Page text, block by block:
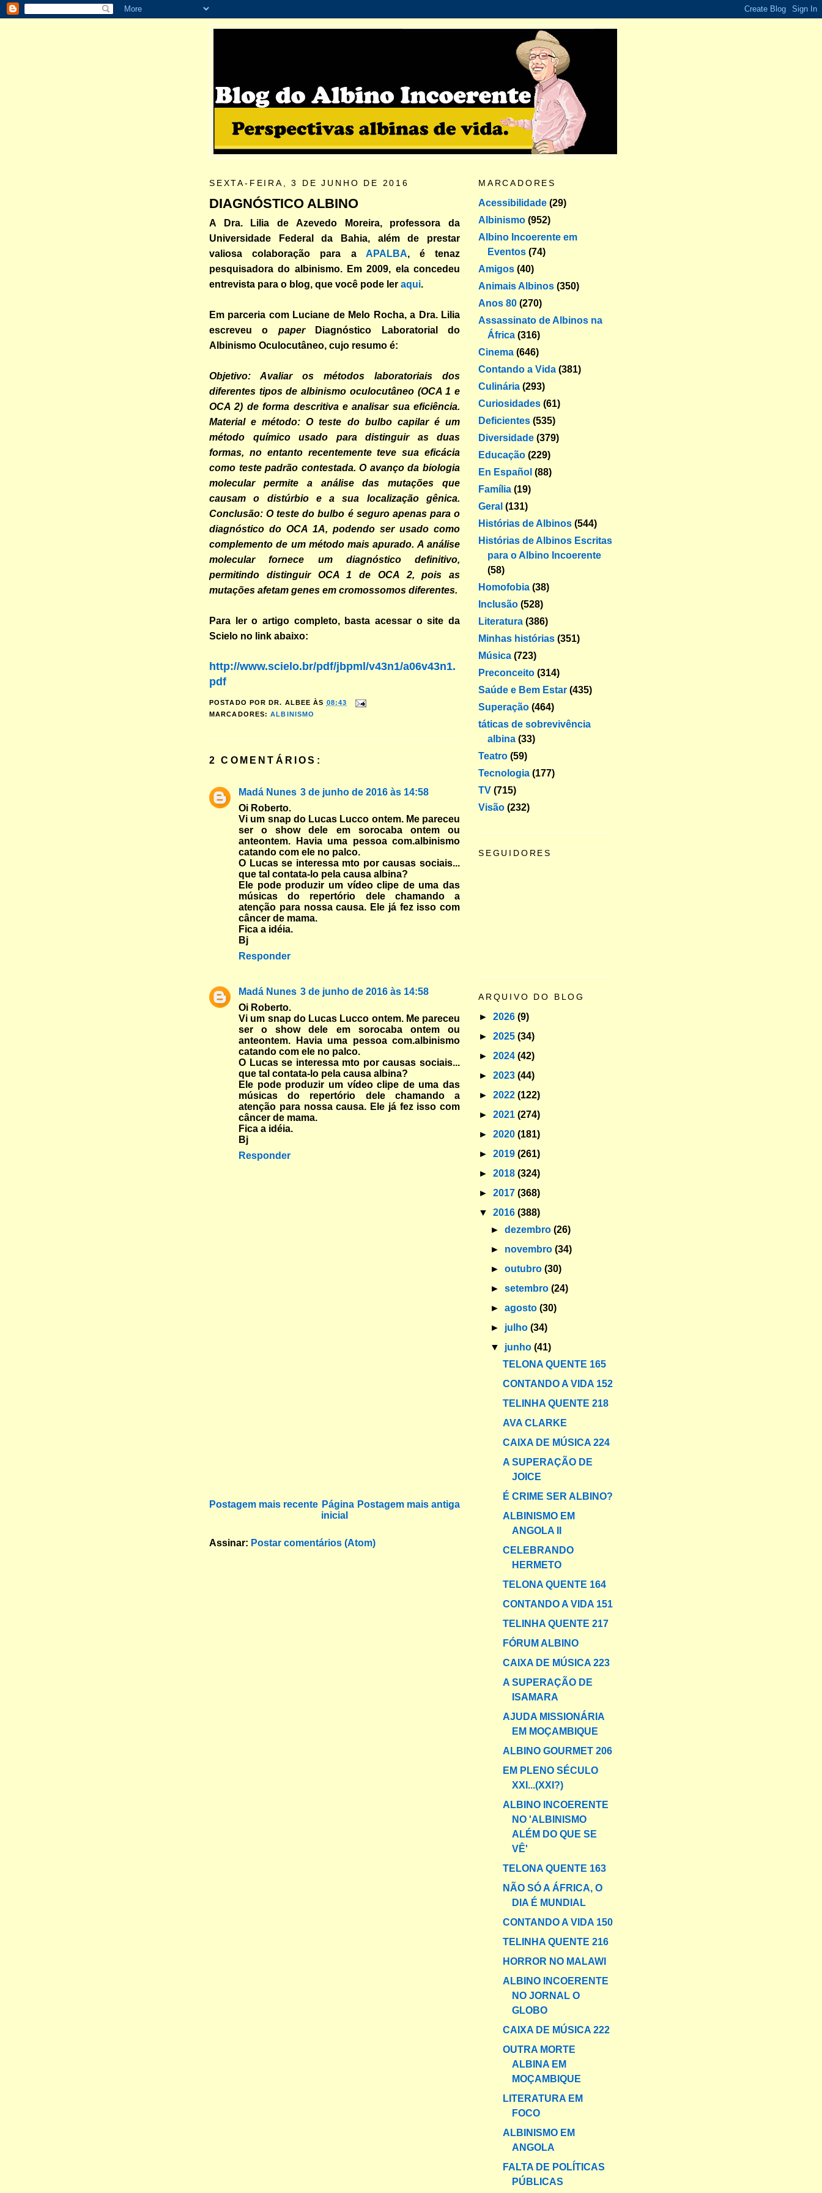
SEXTA-FEIRA, 3 DE JUNHO DE 2016
DIAGNÓSTICO ALBINO
A Dra. Lilia de Azevedo Moreira, professora da
Universidade Federal da Bahia, além de prestar
valiosa colaboração para a APALBA, é tenaz
pesquisadora do albinismo. Em 2009, ela concedeu
entrevista para o blog, que você pode ler aqui.
Em parceria com Luciane de Melo Rocha, a Dra. Lilia
escreveu o paper
Diagnóstico Laboratorial do
Albinismo Oculocutâneo, cujo resumo é:
Objetivo: Avaliar os métodos laboratoriais dos
diferentes tipos de albinismo oculocutâneo (OCA 1 e
OCA 2) de forma descritiva e analisar sua eficiência.
Material e método: O teste do bulbo capilar é um
método químico usado para distinguir as duas
formas, no entanto recentemente teve sua eficácia
como teste padrão contestada. O avanço da biologia
molecular permite a análise das mutações que
causam o distúrbio e a sua localização gênica.
Conclusão: O teste do bulbo é seguro apenas para o
diagnóstico do OCA 1A, podendo ser usado como
complemento de um método mais apurado. A análise
molecular fornece um diagnóstico definitivo,
permitindo distinguir OCA 1 de OCA 2, pois as
mutações afetam genes em cromossomos diferentes.
Para ler o artigo completo, basta acessar o site da
Scielo no link abaixo:
http://www.scielo.br/pdf/jbpml/v43n1/a06v43n1.
pdf
POSTADO POR DR. ALBEE ÀS 08:43
MARCADORES:ALBINISMO
2 COMENTÁRIOS:
Madá Nunes 3 de junho de 2016 às 14:58
Oi Roberto.
Vi um snap do Lucas Lucco ontem. Me pareceu
ser o show dele em sorocaba ontem ou
anteontem. Havia uma pessoa com.albinismo
catando com ele no palco.
O Lucas se interessa mto por causas sociais...
que tal contata-lo pela causa albina?
Ele pode produzir um vídeo clipe de uma das
músicas do repertório dele chamando a
atenção para nossa causa. Ele já fez isso com
câncer de mama.
Fica a idéia.
Bj
Responder
Madá Nunes 3 de junho de 2016 às 14:58
Oi Roberto.
Vi um snap do Lucas Lucco ontem. Me pareceu
ser o show dele em sorocaba ontem ou
anteontem. Havia uma pessoa com.albinismo
catando com ele no palco.
O Lucas se interessa mto por causas sociais...
que tal contata-lo pela causa albina?
Ele pode produzir um vídeo clipe de uma das
músicas do repertório dele chamando a
atenção para nossa causa. Ele já fez isso com
câncer de mama.
Fica a idéia.
Bj
Responder
Postagem mais recente Postagem mais antiga
Página
inicial
Assinar: Postar comentários (Atom)
MARCADORES
Acessibilidade (29)
Albinismo (952)
Albino Incoerente em
Eventos (74)
Amigos (40)
Animais Albinos (350)
Anos 80 (270)
Assassinato de Albinos na
África (316)
Cinema (646)
Contando a Vida (381)
Culinária (293)
Curiosidades (61)
Deficientes (535)
Diversidade (379)
Educação (229)
En Español (88)
Família (19)
Geral (131)
Histórias de Albinos (544)
Histórias de Albinos Escritas
para o Albino Incoerente
(58)
Homofobia (38)
Inclusão (528)
Literatura (386)
Minhas histórias (351)
Música (723)
Preconceito (314)
Saúde e Bem Estar (435)
Superação (464)
táticas de sobrevivência
albina (33)
Teatro (59)
Tecnologia (177)
TV (715)
Visão (232)
SEGUIDORES
ARQUIVO DO BLOG
► 2026 (9)
► 2025 (34)
► 2024 (42)
► 2023 (44)
► 2022 (122)
► 2021 (274)
► 2020 (181)
► 2019 (261)
► 2018 (324)
► 2017 (368)
▼ 2016 (388)
►dezembro(26)
► novembro(34)
►outubro(30)
►setembro(24)
►agosto(30)
► julho(34)
▼ junho(41)
TELONA QUENTE 165
CONTANDO A VIDA 152
TELINHA QUENTE 218
AVA CLARKE
CAIXA DE MÚSICA 224
A SUPERAÇÃO DE
JOICE
É CRIME SER ALBINO?
ALBINISMO EM
ANGOLA II
CELEBRANDO
HERMETO
TELONA QUENTE 164
CONTANDO A VIDA 151
TELINHA QUENTE 217
FÓRUM ALBINO
CAIXA DE MÚSICA 223
A SUPERAÇÃO DE
ISAMARA
AJUDA MISSIONÁRIA
EM MOÇAMBIQUE
ALBINO GOURMET 206
EM PLENO SÉCULO
XXI...(XXI?)
ALBINO INCOERENTE
NO 'ALBINISMO
ALÉM DO QUE SE
VÊ'
TELONA QUENTE 163
NÃO SÓ A ÁFRICA, O
DIA É MUNDIAL
CONTANDO A VIDA 150
TELINHA QUENTE 216
HORROR NO MALAWI
ALBINO INCOERENTE
NO JORNAL O
GLOBO
CAIXA DE MÚSICA 222
OUTRA MORTE
ALBINA EM
MOÇAMBIQUE
LITERATURA EM
FOCO
ALBINISMO EM
ANGOLA
FALTA DE POLÍTICAS
PÚBLICAS